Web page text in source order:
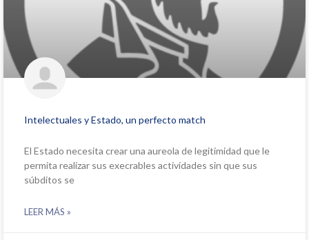
Intelectuales y Estado, un perfecto match
El Estado necesita crear una aureola de legitimidad que le
permita realizar sus execrables actividades sin que sus
súbditos se
LEER MÁS »